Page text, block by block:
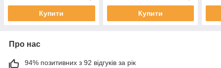
Купити Купити
Про нас
94% позитивних з 92 відгуків за рік